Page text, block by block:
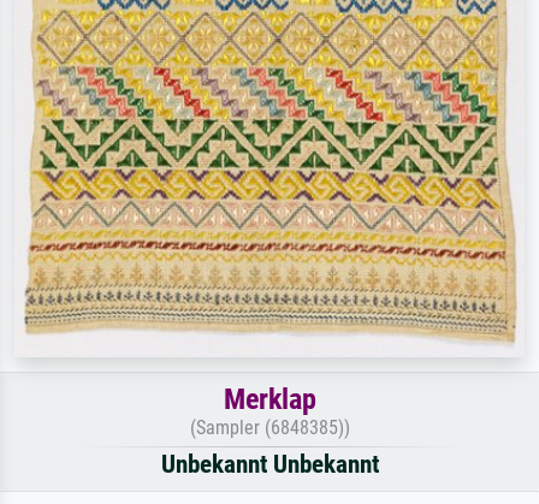
Merklap
(Sampler (6848385))
Unbekannt Unbekannt